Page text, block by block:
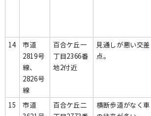
14
市道
2819号
線、
2826号
線
百合ケ丘一
丁目2366番
地2付近
見通しが悪い交差
点。
15
市道
百合ケ丘二
横断歩道がなく車